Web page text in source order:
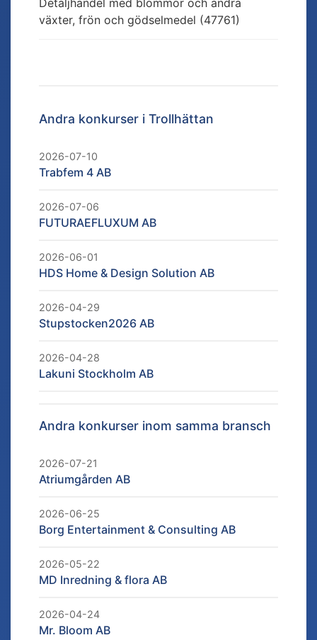
Detaljhandel med blommor och andra
växter, frön och gödselmedel (47761)
Andra konkurser i Trollhättan
2026-07-10
Trabfem 4 AB
2026-07-06
FUTURAEFLUXUM AB
2026-06-01
HDS Home & Design Solution AB
2026-04-29
Stupstocken2026 AB
2026-04-28
Lakuni Stockholm AB
Andra konkurser inom samma bransch
2026-07-21
Atriumgården AB
2026-06-25
Borg Entertainment & Consulting AB
2026-05-22
MD Inredning & flora AB
2026-04-24
Mr. Bloom AB